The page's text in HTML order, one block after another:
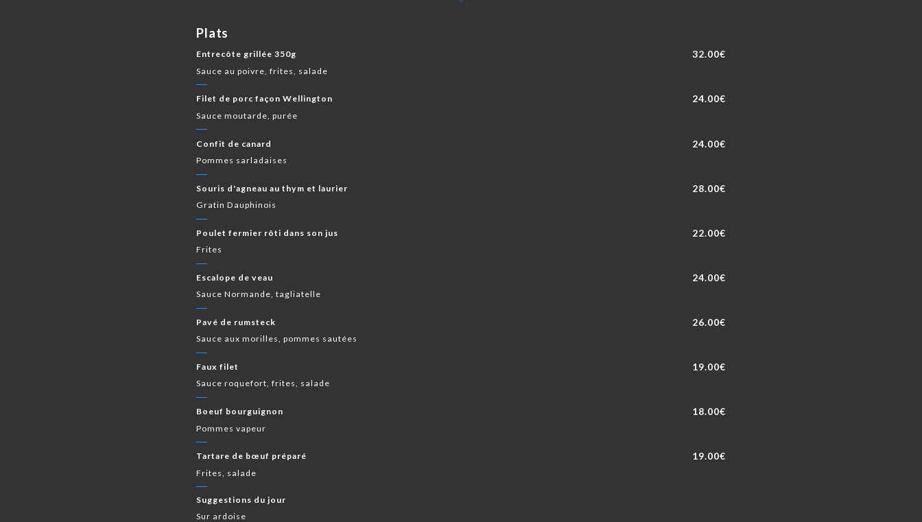
Plats
Entrecôte grillée 350g 32.00€
Sauce au poivre, frites, salade
Filet de porc façon Wellington 24.00€
Sauce moutarde, purée
Confit de canard 24.00€
Pommes sarladaises
Souris d'agneau au thym et laurier 28.00€
Gratin Dauphinois
Poulet fermier rôti dans son jus 22.00€
Frites
Escalope de veau 24.00€
Sauce Normande, tagliatelle
Pavé de rumsteck 26.00€
Sauce aux morilles, pommes sautées
Faux filet 19.00€
Sauce roquefort, frites, salade
Boeuf bourguignon 18.00€
Pommes vapeur
Tartare de bœuf préparé 19.00€
Frites, salade
Suggestions du jour
Sur ardoise